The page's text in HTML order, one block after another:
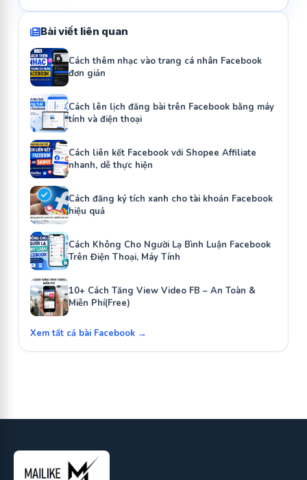
Bài viết liên quan
Cách thêm nhạc vào trang cá nhân Facebook
đơn giản
Cách lên lịch đăng bài trên Facebook bằng máy
tính và điện thoại
Cách liên kết Facebook với Shopee Affiliate
nhanh, dễ thực hiện
Cách đăng ký tích xanh cho tài khoản Facebook
hiệu quả
Cách Không Cho Người Lạ Bình Luận Facebook
Trên Điện Thoại, Máy Tính
10+ Cách Tăng View Video FB – An Toàn &
Miễn Phí(Free)
Xem tất cả bài Facebook →